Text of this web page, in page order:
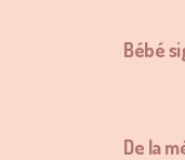
Bébé
De la